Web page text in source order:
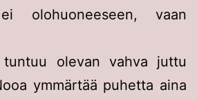
olohuoneeseen, vaan
olevan vahva juttu
ymmärtää puhetta aina